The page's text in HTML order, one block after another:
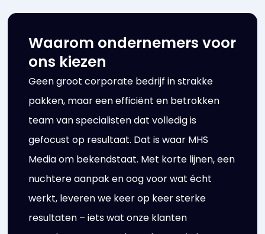
Waarom ondernemers voor
ons kiezen
Geen groot corporate bedrijf in strakke
pakken, maar een efficiënt en betrokken
team van specialisten dat volledig is
gefocust op resultaat. Dat is waar MHS
Media om bekendstaat. Met korte lijnen, een
nuchtere aanpak en oog voor wat écht
werkt, leveren we keer op keer sterke
resultaten – iets wat onze klanten